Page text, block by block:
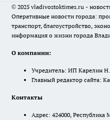
© 2025 vladivostoktimes.ru -
Оперативные новости города:
транспорт, благоустройство,
информация о жизни города
О компании:
Учредитель: ИП Карелин
Главный редактор сайта:
Контакты
Адрес: 424000,